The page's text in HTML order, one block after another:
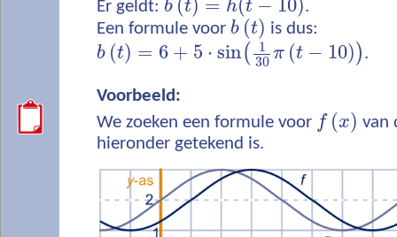
Er geldt: b (t) = h(t − 10).
Een formule voor b (t) is dus:
b (t) = 6 + 5 ⋅ sin(
1
30 π (t − 10)).
Voorbeeld:
We zoeken een formule voor f (x) van
hieronder getekend is.